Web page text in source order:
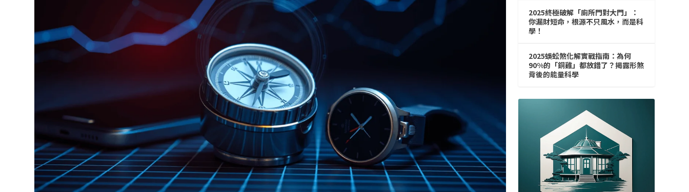
2025終極破解「廁所門對大門」：
你漏財短命，根源不只風水，而是科
學！
2025蜈蚣煞化解實戰指南：為何
90%的「銅雞」都放錯了？揭露形煞
背後的能量科學